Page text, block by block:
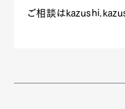
ご相談は